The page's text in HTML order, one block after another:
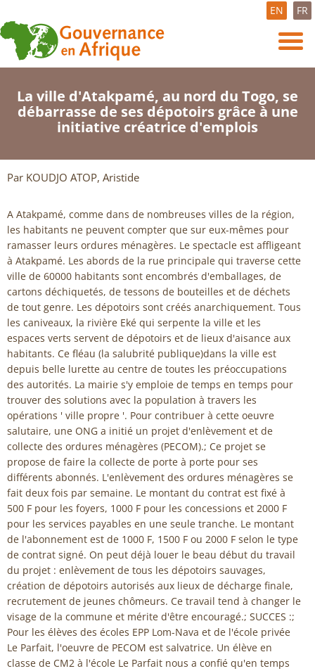
EN FR
La ville d'Atakpamé, au nord du Togo, se
débarrasse de ses dépotoirs grâce à une
initiative créatrice d'emplois
Par KOUDJO ATOP, Aristide
A Atakpamé, comme dans de nombreuses villes de la région,
les habitants ne peuvent compter que sur eux-mêmes pour
ramasser leurs ordures ménagères. Le spectacle est affligeant
à Atakpamé. Les abords de la rue principale qui traverse cette
ville de 60000 habitants sont encombrés d'emballages, de
cartons déchiquetés, de tessons de bouteilles et de déchets
de tout genre. Les dépotoirs sont créés anarchiquement. Tous
les caniveaux, la rivière Eké qui serpente la ville et les
espaces verts servent de dépotoirs et de lieux d'aisance aux
habitants. Ce fléau (la salubrité publique)dans la ville est
depuis belle lurette au centre de toutes les préoccupations
des autorités. La mairie s'y emploie de temps en temps pour
trouver des solutions avec la population à travers les
opérations ' ville propre '. Pour contribuer à cette oeuvre
salutaire, une ONG a initié un projet d'enlèvement et de
collecte des ordures ménagères (PECOM).; Ce projet se
propose de faire la collecte de porte à porte pour ses
différents abonnés. L'enlèvement des ordures ménagères se
fait deux fois par semaine. Le montant du contrat est fixé à
500 F pour les foyers, 1000 F pour les concessions et 2000 F
pour les services payables en une seule tranche. Le montant
de l'abonnement est de 1000 F, 1500 F ou 2000 F selon le type
de contrat signé. On peut déjà louer le beau début du travail
du projet : enlèvement de tous les dépotoirs sauvages,
création de dépotoirs autorisés aux lieux de décharge finale,
recrutement de jeunes chômeurs. Ce travail tend à changer le
visage de la commune et mérite d'être encouragé.; SUCCES :;
Pour les élèves des écoles EPP Lom-Nava et de l'école privée
Le Parfait, l'oeuvre de PECOM est salvatrice. Un élève en
classe de CM2 à l'école Le Parfait nous a confié qu'en temps